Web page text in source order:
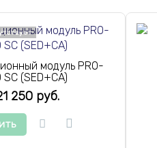
модуль PRO-
SC (SED+CA)
250 руб.